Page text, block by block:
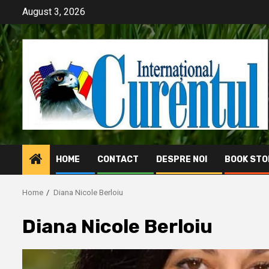
content
August 3, 2026
HOME CONTACT DESPRE NOI BOOK
Home Diana Nicole Berloiu
Diana Nicole Berloiu